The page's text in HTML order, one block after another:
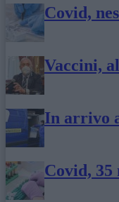
Covid,
Vaccini,
In arrivo
Covid, 35